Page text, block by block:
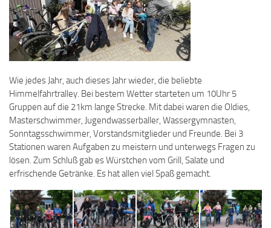
Wie jedes Jahr, auch dieses Jahr wieder, die beliebte
Himmelfahrtralley. Bei bestem Wetter starteten um 10Uhr 5
Gruppen auf die 21km lange Strecke. Mit dabei waren die Oldies,
Masterschwimmer, Jugendwasserballer, Wassergymnasten,
Sonntagsschwimmer, Vorstandsmitglieder und Freunde. Bei 3
Stationen waren Aufgaben zu meistern und unterwegs Fragen zu
lösen. Zum Schluß gab es Würstchen vom Grill, Salate und
erfrischende Getränke. Es hat allen viel Spaß gemacht.